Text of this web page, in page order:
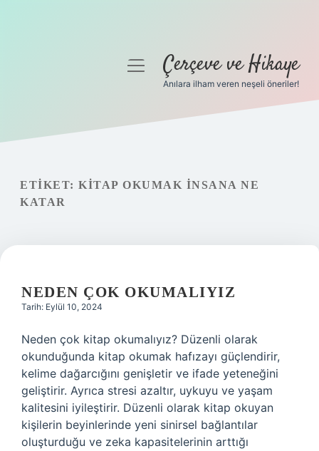
Gizlilik Politikası
Hakkımızda
menüyüÇerçeve ve Hikaye
Anılara ilham veren neşeli öneriler!
ETIKET: KITAP OKUMAK INSANA NE
KATAR
NEDEN ÇOK OKUMALIYIZ
Tarih: Eylül 10, 2024
Neden çok kitap okumalıyız? Düzenli olarak
okunduğunda kitap okumak hafızayı güçlendirir,
kelime dağarcığını genişletir ve ifade yeteneğini
geliştirir. Ayrıca stresi azaltır, uykuyu ve yaşam
kalitesini iyileştirir. Düzenli olarak kitap okuyan
kişilerin beyinlerinde yeni sinirsel bağlantılar
oluşturduğu ve zeka kapasitelerinin arttığı